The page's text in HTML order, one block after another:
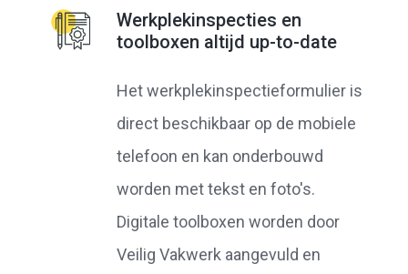
Werkplekinspecties en
toolboxen altijd up-to-date
Het werkplekinspectieformulier is
direct beschikbaar op de mobiele
telefoon en kan onderbouwd
worden met tekst en foto's.
Digitale toolboxen worden door
Veilig Vakwerk aangevuld en